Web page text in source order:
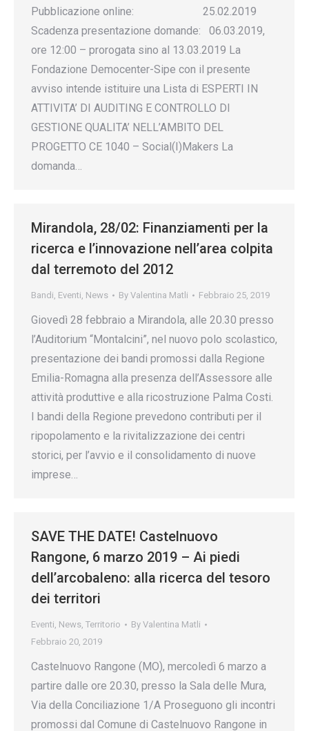
Pubblicazione online: 25.02.2019
Scadenza presentazione domande: 06.03.2019,
ore 12:00 – prorogata sino al 13.03.2019 La
Fondazione Democenter-Sipe con il presente
avviso intende istituire una Lista di ESPERTI IN
ATTIVITA’ DI AUDITING E CONTROLLO DI
GESTIONE QUALITA’ NELL’AMBITO DEL
PROGETTO CE 1040 – Social(I)Makers La
domanda…
Mirandola, 28/02: Finanziamenti per la
ricerca e l’innovazione nell’area colpita
dal terremoto del 2012
Bandi, Eventi, News By Valentina Matli Febbraio 25, 2019
Giovedì 28 febbraio a Mirandola, alle 20.30 presso
l’Auditorium “Montalcini”, nel nuovo polo scolastico,
presentazione dei bandi promossi dalla Regione
Emilia-Romagna alla presenza dell’Assessore alle
attività produttive e alla ricostruzione Palma Costi.
I bandi della Regione prevedono contributi per il
ripopolamento e la rivitalizzazione dei centri
storici, per l’avvio e il consolidamento di nuove
imprese…
SAVE THE DATE! Castelnuovo
Rangone, 6 marzo 2019 – Ai piedi
dell’arcobaleno: alla ricerca del tesoro
dei territori
Eventi, News, Territorio By Valentina Matli
Febbraio 20, 2019
Castelnuovo Rangone (MO), mercoledì 6 marzo a
partire dalle ore 20.30, presso la Sala delle Mura,
Via della Conciliazione 1/A Proseguono gli incontri
promossi dal Comune di Castelnuovo Rangone in